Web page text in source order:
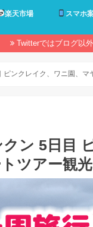
楽天市場 スマホ
Twitterではブログ以
ピンクレイク、ワニ園、
クン 5日目
ツアー観光